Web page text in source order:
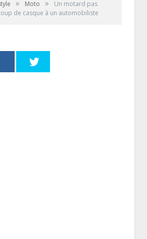
» Moto »
Un motard pas
de casque à un automobiliste